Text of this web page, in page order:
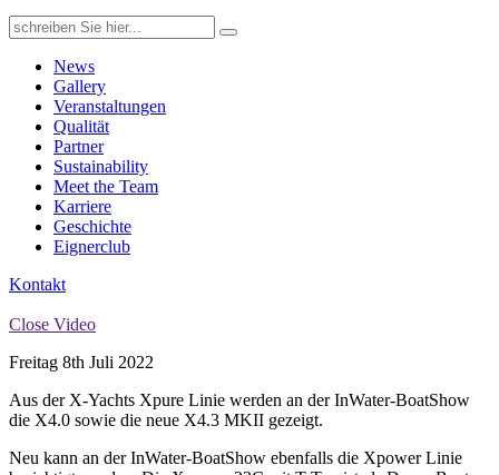
Search
for:
News
Gallery
Veranstaltungen
Qualität
Partner
Sustainability
Meet the Team
Karriere
Geschichte
Eignerclub
Kontakt
Close Video
Freitag 8th Juli 2022
Aus der X-Yachts Xpure Linie werden an der InWater-BoatShow
die X4.0 sowie die neue X4.3 MKII gezeigt.
Neu kann an der InWater-BoatShow ebenfalls die Xpower Linie